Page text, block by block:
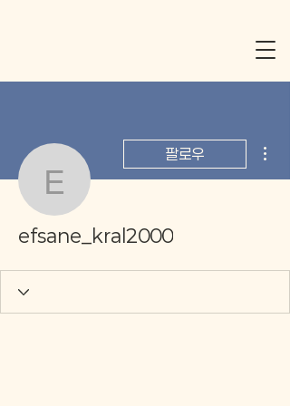
efsane_kral2000
팔로우
efsane_kral2000